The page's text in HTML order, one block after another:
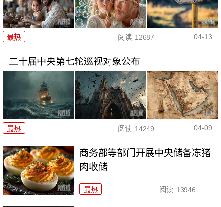
最热 阅读 12687 04-13
二十届中央第七轮巡视对象公布
最热 阅读 14249 04-09
商务部等部门开展中央储备冻猪
肉收储
最热 阅读 13946